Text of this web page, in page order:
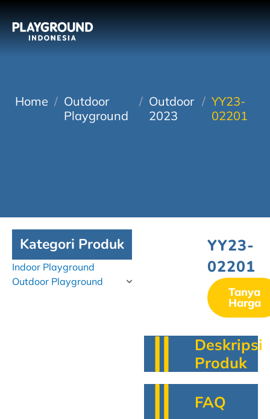
Home / Outdoor
Playground
/ Outdoor
2023
/ YY23-
02201
Kategori Produk
Indoor Playground
Outdoor Playground
YY23-
02201
Tanya
Harga
Deskripsi
Produk
FAQ